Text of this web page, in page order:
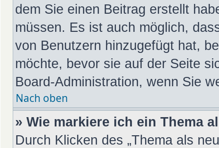
dem Sie einen Beitrag erstellt
müssen. Es ist auch möglich,
von Benutzern hinzugefügt hat,
möchte, bevor sie auf der Seite
Board-Administration, wenn Sie
Nach oben
» Wie markiere ich ein Thema
Durch Klicken des „Thema als